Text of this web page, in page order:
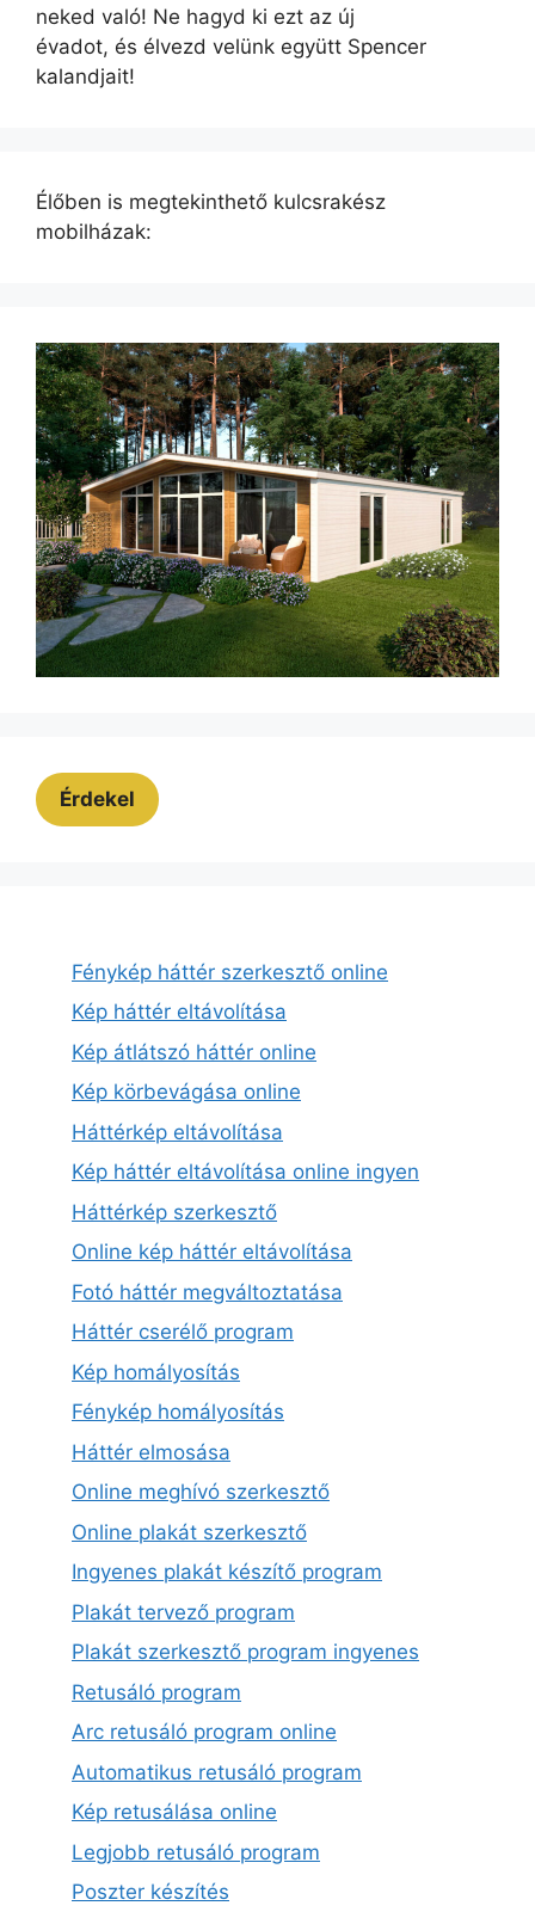
neked való! Ne hagyd ki ezt az új
évadot, és élvezd velünk együtt Spencer
kalandjait!
Élőben is megtekinthető kulcsrakész
mobilházak:
Érdekel
Fénykép háttér szerkesztő online
Kép háttér eltávolítása
Kép átlátszó háttér online
Kép körbevágása online
Háttérkép eltávolítása
Kép háttér eltávolítása online ingyen
Háttérkép szerkesztő
Online kép háttér eltávolítása
Fotó háttér megváltoztatása
Háttér cserélő program
Kép homályosítás
Fénykép homályosítás
Háttér elmosása
Online meghívó szerkesztő
Online plakát szerkesztő
Ingyenes plakát készítő program
Plakát tervező program
Plakát szerkesztő program ingyenes
Retusáló program
Arc retusáló program online
Automatikus retusáló program
Kép retusálása online
Legjobb retusáló program
Poszter készítés